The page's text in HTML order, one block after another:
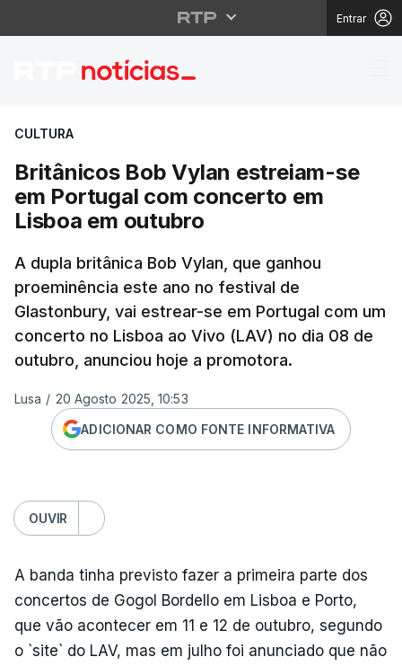
Entrar
Britânicos Bob Vylan
CULTURA
Britânicos Bob Vylan estreiam-se
em Portugal com concerto em
Lisboa em outubro
A dupla britânica Bob Vylan, que ganhou
proeminência este ano no festival de
Glastonbury, vai estrear-se em Portugal com um
concerto no Lisboa ao Vivo (LAV) no dia 08 de
outubro, anunciou hoje a promotora.
Lusa / 20 Agosto 2025, 10:53
ADICIONAR COMO FONTE INFORMATIVA
OUVIR
A banda tinha previsto fazer a primeira parte dos
concertos de Gogol Bordello em Lisboa e Porto,
que vão acontecer em 11 e 12 de outubro, segundo
o `site` do LAV, mas em julho foi anunciado que não